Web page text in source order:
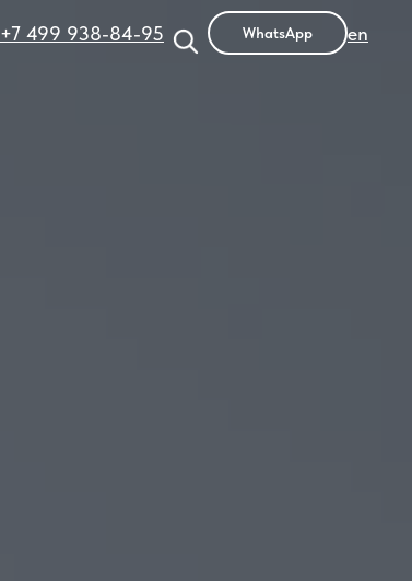
+7 499 938-84-95 WhatsApp en